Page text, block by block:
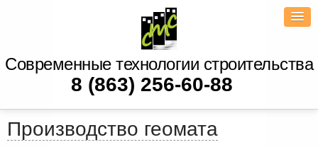
Современные технологии строительства
8 (863) 256-60-88
Производство геомата